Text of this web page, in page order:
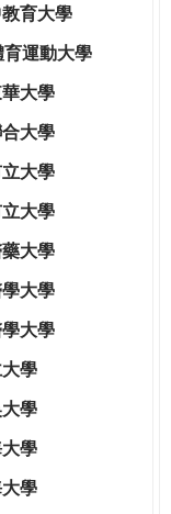
育大學
運動大學
大學
大學
大學
大學
大學
大學
大學
學
學
學
學